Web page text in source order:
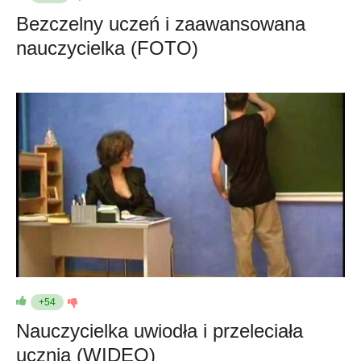
Bezczelny uczeń i zaawansowana
nauczycielka (FOTO)
+54
Nauczycielka uwiodła i przeleciała
ucznia (WIDEO)